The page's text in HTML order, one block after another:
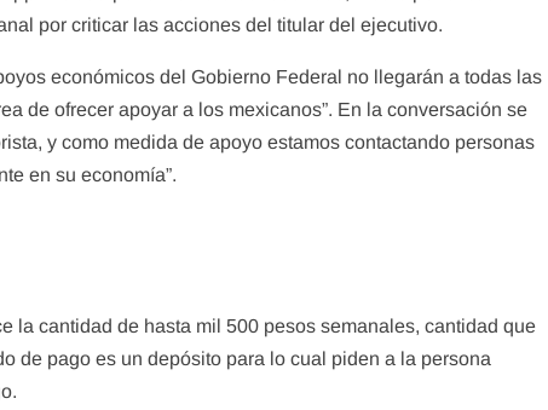
por criticar las acciones del titular del ejecutivo.
económicos del Gobierno Federal no llegarán a todas las
de ofrecer apoyar a los mexicanos”. En la conversación se
y como medida de apoyo estamos contactando personas
en su economía”.
la cantidad de hasta mil 500 pesos semanales, cantidad que
de pago es un depósito para lo cual piden a la persona